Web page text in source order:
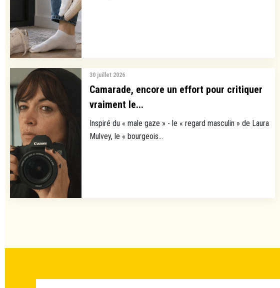
30 juillet 2026
Camarade, encore un effort pour critiquer
vraiment le...
Inspiré du « male gaze » - le « regard masculin » de Laura
Mulvey, le « bourgeois...